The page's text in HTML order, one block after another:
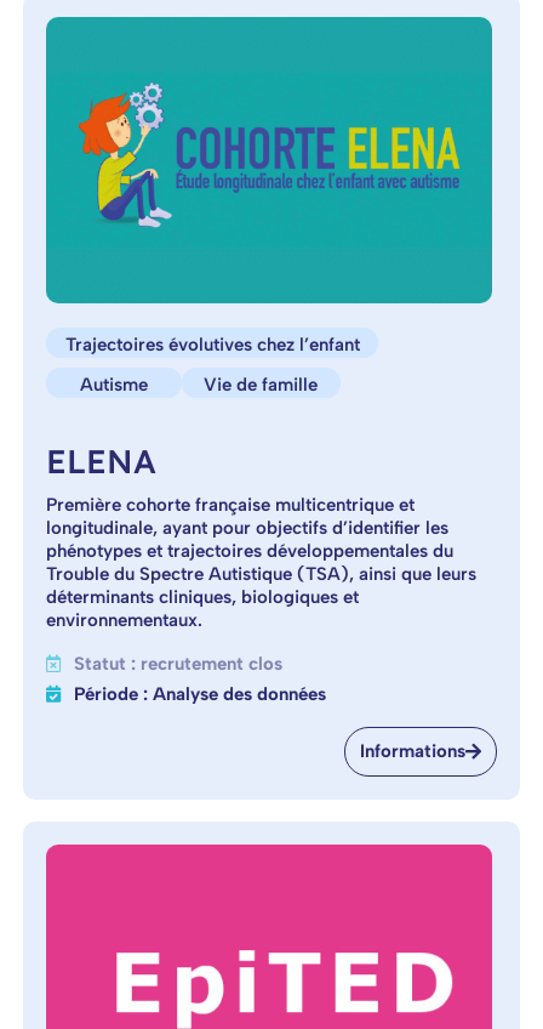
Trajectoires évolutives chez l’enfant
Autisme
Vie de famille
ELENA
Première cohorte française multicentrique et
longitudinale, ayant pour objectifs d’identifier les
phénotypes et trajectoires développementales du
Trouble du Spectre Autistique (TSA), ainsi que leurs
déterminants cliniques, biologiques et
environnementaux.
Statut : recrutement clos
Période : Analyse des données
Informations